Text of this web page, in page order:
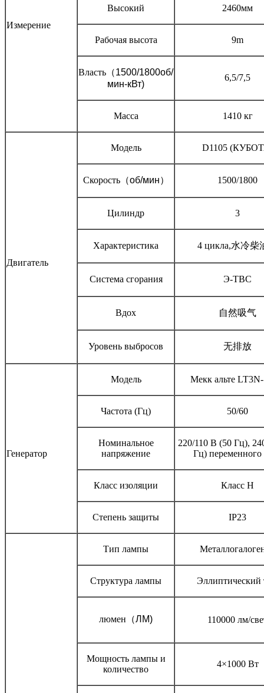
Измерение
Высокий 2460мм
Рабочая высота 9m
Власть （1500/1800об/
мин-кВт)
6,5/7,5
Масса 1410 кг
Двигатель
Модель D1105
Скорость（об/мин） 1500/1800
Цилиндр 3
Характеристика 4 цикла,水冷柴
Система сгорания Э-ТВС
Вдох 自然吸气
Уровень выбросов 无排放
Генератор
Модель Мекк альте
Частота (Гц) 50/60
Номинальное
напряжение
220/110 В (50 Гц),
Гц) переменного
Класс изоляции Класс Н
Степень защиты IP23
Тип лампы
Структура лампы Эллиптический
люмен （ЛМ) 110000 лм/
Мощность лампы и
количество
4×1000 Вт